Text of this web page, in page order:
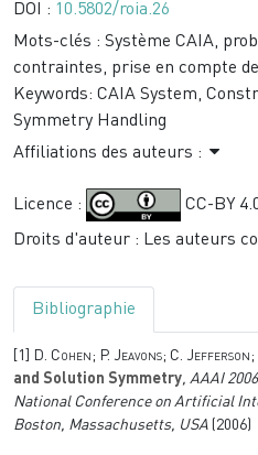
DOI : 10.5802/roia.26
Mots-clés : Système CAIA,
contraintes, prise en compte
Keywords: CAIA System,
Symmetry Handling
Affiliations des auteurs :
Licence : CC-BY
Droits d'auteur : Les auteurs
Bibliographie
[1] D. Cohen; P. Jeavons; C.
and Solution Symmetry, AAAI
National Conference on Artificial
Boston, Massachusetts, USA (2006)